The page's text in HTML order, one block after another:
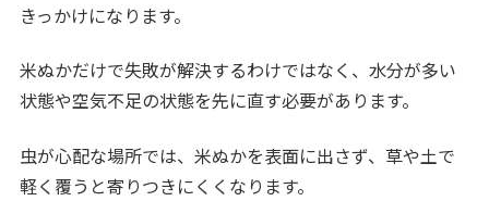
きっかけになります。
米ぬかだけで失敗が解決するわけではなく、水分が多い
状態や空気不足の状態を先に直す必要があります。
虫が心配な場所では、米ぬかを表面に出さず、草や土で
軽く覆うと寄りつきにくくなります。